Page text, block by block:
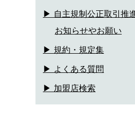
▶ 自主規制公正取引推
お知らせやお願い
▶ 規約・規定集
▶ よくある質問
▶ 加盟店検索